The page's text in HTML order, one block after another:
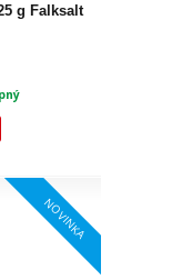
g Falksalt
NOVINKA